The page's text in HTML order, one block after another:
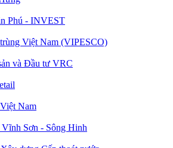
Phú - INVEST
Việt Nam (VIPESCO)
và Đầu tư VRC
Nam
Sơn - Sông Hinh